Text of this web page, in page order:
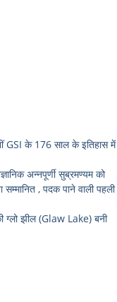
GSI के 176 साल के इतिहास में
अन्नपूर्णी सुब्रमण्यम को
, पदक पाने वाली पहली
झील (Glaw Lake) बनी